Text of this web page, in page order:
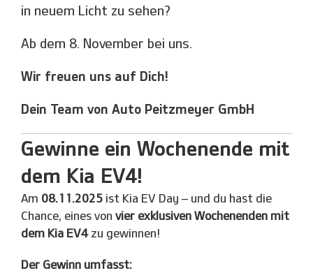
in neuem Licht zu sehen?
Ab dem 8. November bei uns.
Wir freuen uns auf Dich!
Dein Team von Auto Peitzmeyer GmbH
Gewinne ein Wochenende mit
dem Kia EV4!
Am 08.11.2025 ist Kia EV Day – und du hast die
Chance, eines von vier exklusiven Wochenenden mit
dem Kia EV4zu gewinnen!
Der Gewinn umfasst: